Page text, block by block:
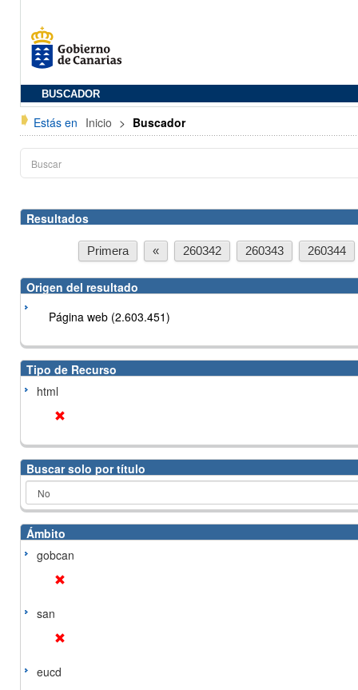
BUSCADOR
Estás en Inicio > Buscador
Resultados
Primera « 260342 260343 260344
Origen del resultado
Página web (2.603.451)
Tipo de Recurso
html
Buscar solo por título
Ámbito
gobcan
san
eucd